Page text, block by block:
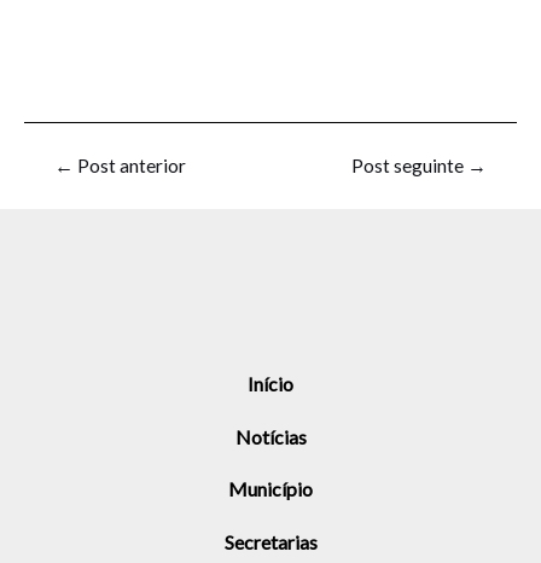
← Post anterior Post seguinte →
Início
Notícias
Município
Secretarias